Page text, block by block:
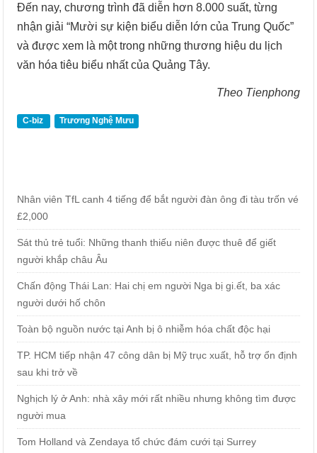
Đến nay, chương trình đã diễn hơn 8.000 suất, từng
nhận giải “Mười sự kiện biểu diễn lớn của Trung Quốc”
và được xem là một trong những thương hiệu du lịch
văn hóa tiêu biểu nhất của Quảng Tây.
Theo Tienphong
C-biz Trương Nghệ Mưu
Nhân viên TfL canh 4 tiếng để bắt người đàn ông đi tàu trốn vé
£2,000
Sát thủ trẻ tuổi: Những thanh thiếu niên được thuê để giết
người khắp châu Âu
Chấn động Thái Lan: Hai chị em người Nga bị gi.ết, ba xác
người dưới hố chôn
Toàn bộ nguồn nước tại Anh bị ô nhiễm hóa chất độc hại
TP. HCM tiếp nhận 47 công dân bị Mỹ trục xuất, hỗ trợ ổn định
sau khi trở về
Nghịch lý ở Anh: nhà xây mới rất nhiều nhưng không tìm được
người mua
Tom Holland và Zendaya tổ chức đám cưới tại Surrey